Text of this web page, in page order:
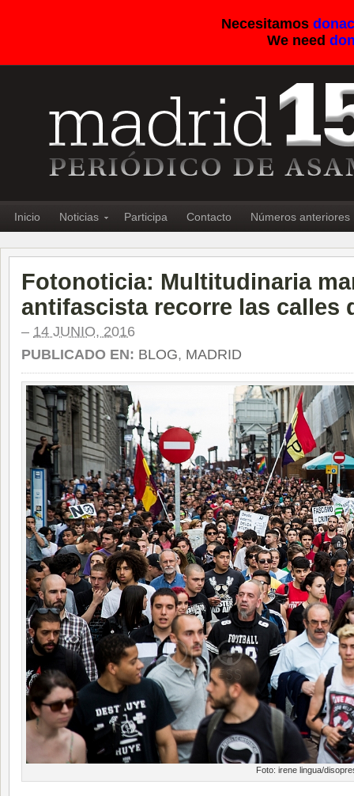
Necesitamos
We need
Inicio Noticias Participa Contacto Números anteriores
Fotonoticia: Multitudinaria
antifascista recorre las calles
– 14 JUNIO, 2016
PUBLICADO EN: BLOG, MADRID
Foto: irene lingua/